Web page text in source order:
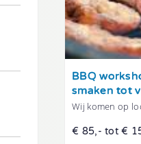
Tonen
BBQ
smaken tot
Wij komen op
€ 85,- tot €